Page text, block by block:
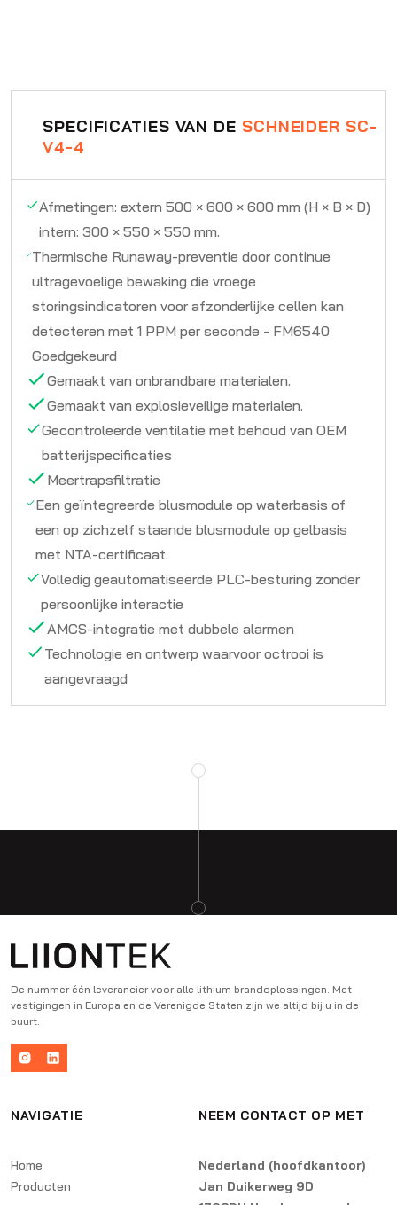
SPECIFICATIES VAN DE SCHNEIDER SC-
V4-4
Afmetingen: extern 500 × 600 × 600 mm (H × B × D)
intern: 300 × 550 × 550 mm.
Thermische Runaway-preventie door continue
ultragevoelige bewaking die vroege
storingsindicatoren voor afzonderlijke cellen kan
detecteren met 1 PPM per seconde - FM6540
Goedgekeurd
Gemaakt van onbrandbare materialen.
Gemaakt van explosieveilige materialen.
Gecontroleerde ventilatie met behoud van OEM
batterijspecificaties
Meertrapsfiltratie
Een geïntegreerde blusmodule op waterbasis of
een op zichzelf staande blusmodule op gelbasis
met NTA-certificaat.
Volledig geautomatiseerde PLC-besturing zonder
persoonlijke interactie
AMCS-integratie met dubbele alarmen
Technologie en ontwerp waarvoor octrooi is
aangevraagd
De nummer één leverancier voor alle lithium brandoplossingen. Met
vestigingen in Europa en de Verenigde Staten zijn we altijd bij u in de
buurt.
NAVIGATIE
Home
Producten
NEEM CONTACT OP MET
Nederland (hoofdkantoor)
Jan Duikerweg 9D